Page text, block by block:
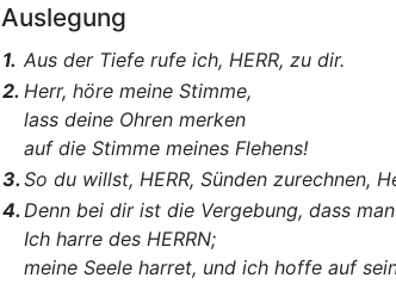
Auslegung
1. Aus der Tiefe rufe ich, HERR, zu dir.
2. Herr, höre meine Stimme,
lass deine Ohren merken
auf die Stimme meines Flehens!
3. So du willst, HERR, Sünden zurechnen,
4. Denn bei dir ist die Vergebung, dass
Ich harre des HERRN;
meine Seele harret, und ich hoffe auf